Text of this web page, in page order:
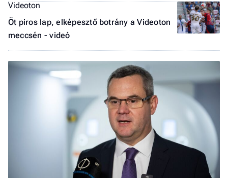
-
Videoton
Öt piros lap, elképesztő botrány a Videoton
meccsén - videó